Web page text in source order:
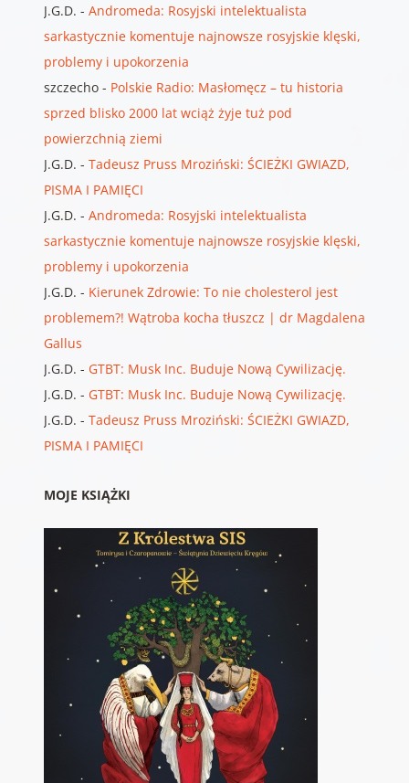
J.G.D. - Andromeda: Rosyjski intelektualista
sarkastycznie komentuje najnowsze rosyjskie klęski,
problemy i upokorzenia
szczecho- Polskie Radio: Masłomęcz – tu historia
sprzed blisko 2000 lat wciąż żyje tuż pod
powierzchnią ziemi
J.G.D. - Tadeusz Pruss Mroziński: ŚCIEŻKI GWIAZD,
PISMA I PAMIĘCI
J.G.D. - Andromeda: Rosyjski intelektualista
sarkastycznie komentuje najnowsze rosyjskie klęski,
problemy i upokorzenia
J.G.D. - Kierunek Zdrowie: To nie cholesterol jest
problemem?! Wątroba kocha tłuszcz | dr Magdalena
Gallus
J.G.D. - GTBT: Musk Inc. Buduje Nową Cywilizację.
J.G.D. - GTBT: Musk Inc. Buduje Nową Cywilizację.
J.G.D. - Tadeusz Pruss Mroziński: ŚCIEŻKI GWIAZD,
PISMA I PAMIĘCI
MOJE KSIĄŻKI